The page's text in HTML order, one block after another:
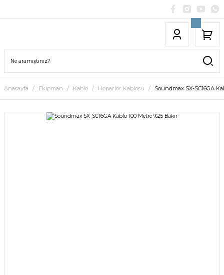
Anasayfa Ekipman Kablo Hoparlör Kablosu Soundmax SX-SC16GA